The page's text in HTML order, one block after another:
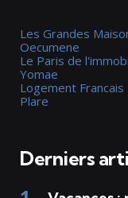
Les Grandes
Oecumene
Le Paris de
Yomae
Logement Francais
Plare
Derniers